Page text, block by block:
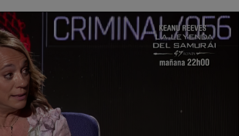
Image